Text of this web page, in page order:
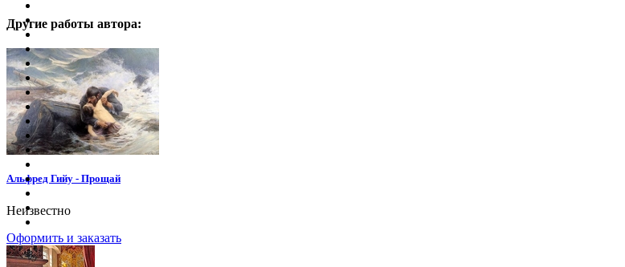
Другие работы автора:
Альфред Гийу - Прощай
Неизвестно
Оформить и заказать